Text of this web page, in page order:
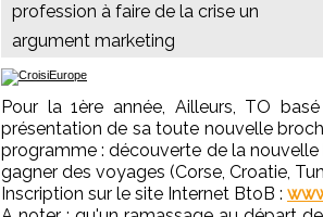
profession à faire de la crise un
argument marketing
Pour la 1ère année, Ailleurs, TO
présentation de sa toute nouvelle
programme : découverte de la
gagner des voyages (Corse, Croatie,
Inscription sur le site Internet BtoB :